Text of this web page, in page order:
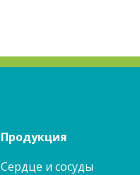
Продукция
Сердце и сосуды